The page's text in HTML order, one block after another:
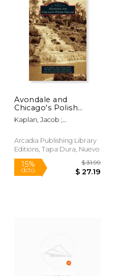
15%
dcto.
Avondale and
Chicago's Polish
Village (en Inglés)
Kaplan, Jacob ;
Rob
Arcadia Publishing Library
Editions, Tapa Dura, Nuevo